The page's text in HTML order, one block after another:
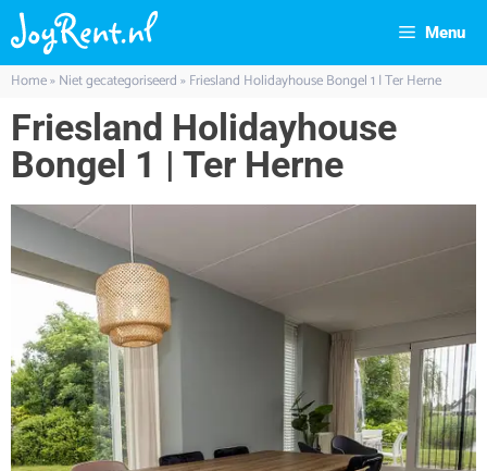
Menu
Home»Niet gecategoriseerd»Friesland Holidayhouse Bongel 1 | Ter Herne
Friesland Holidayhouse
Bongel 1 | Ter Herne